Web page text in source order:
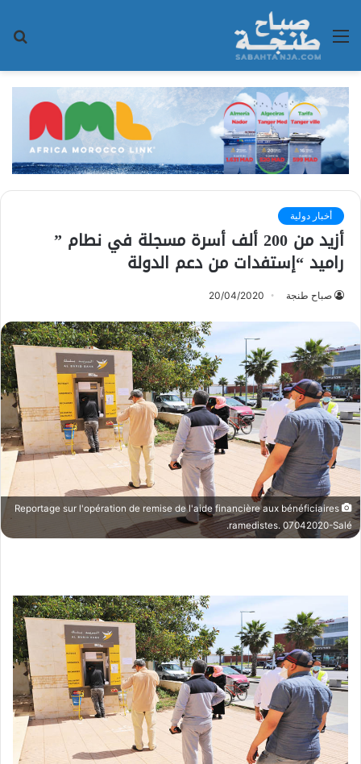
القائمة
أخبار دولية
أزيد من 200 ألف أسرة مسجلة في نطام ”
راميد “إستفدات من دعم الدولة
صباح طنجة 20/04/2020
Reportage sur l'opération de remise de l'aide financière aux bénéficiaires
ramedistes. 07042020-Salé.